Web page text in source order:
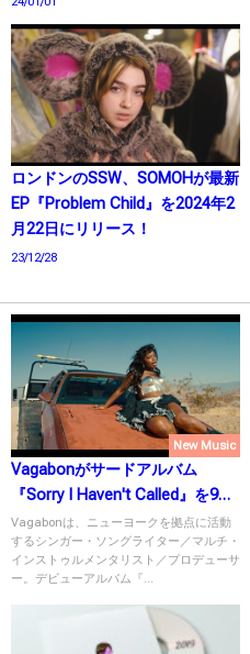
ロンドンのSSW、SOMOHが最新
EP『Problem Child』を2024年2
月22日にリリース！
23/12/28
New Music
Vagabonがサードアルバム
『Sorry I Haven't Called』を9月
15日にリリース！
Vagabonは、ニューヨークを拠点に活動
するシンガー・ソングライター／マルチ・
インストゥルメンタリスト／プロデューサ
ー。デビューアルバム『...